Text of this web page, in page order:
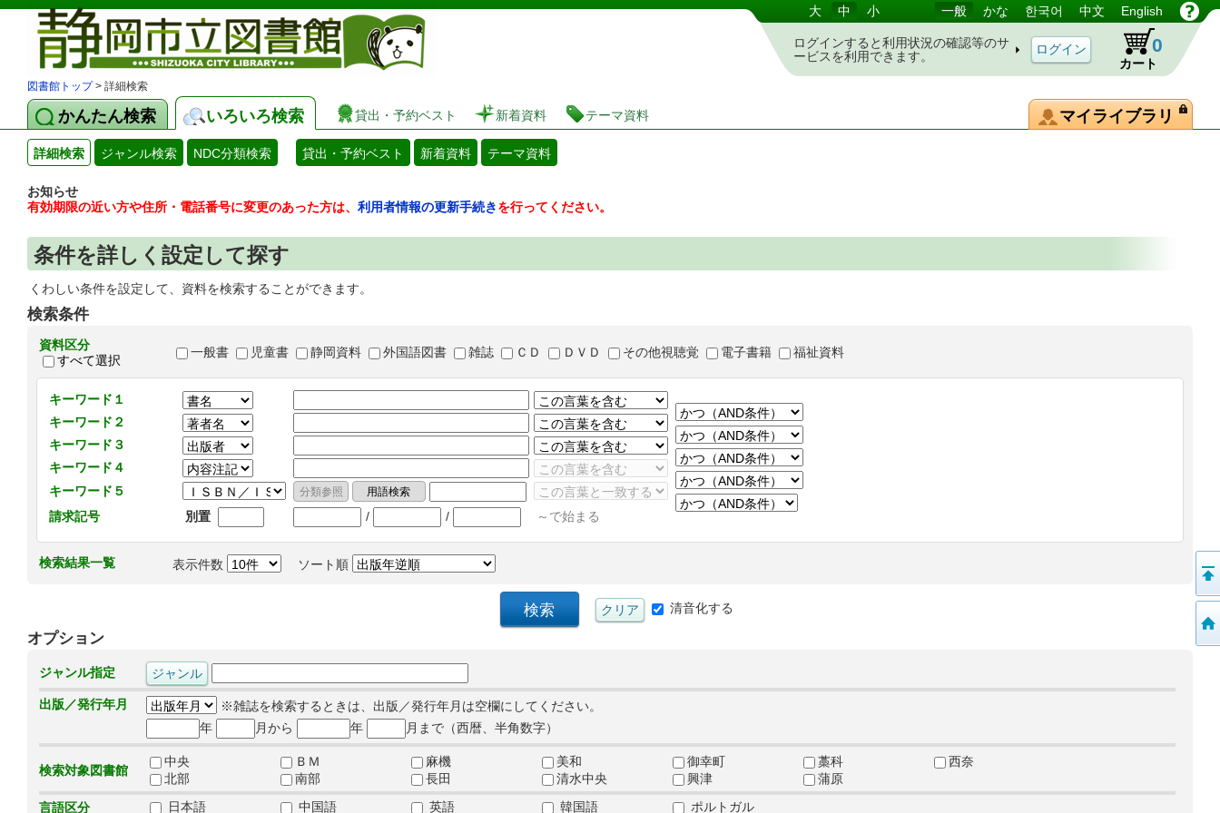
図書館 蔵書検索・予約システム 大 中 小 一般 かな 한국어 中文 English
ログインすると利用状況の確認等のサ
ービスを利用できます。
カート
0
図書館トップ> 詳細検索
かんたん検索 いろいろ検索 貸出・予約ベスト 新着資料 テーマ資料 マイライブラリ
詳細検索 ジャンル検索 NDC分類検索 貸出・予約ベスト 新着資料 テーマ資料
お知らせ
有効期限の近い方や住所・電話番号に変更のあった方は、 利用者情報の更新手続きを行ってください。
条件を詳しく設定して探す
くわしい条件を設定して、資料を検索することができます。
検索条件
資料区分
すべて選択
一般書 児童書 静岡資料 外国語図書 雑誌 ＣＤ ＤＶＤ その他視聴覚 電子書籍 福祉資料
キーワード１
キーワード２
キーワード３
キーワード４
キーワード５
請求記号
別置 / / ～で始まる
検索結果一覧 表示件数 ソート順
清音化する
オプション
ジャンル指定
出版／発行年月
※雑誌を検索するときは、出版／発行年月は空欄にしてください。
年
月から 年 月まで（西暦、半角数字）
検索対象図書館
中央 ＢＭ 麻機 美和 御幸町 藁科
西奈
北部
南部 長田 清水中央 興津
蒲原
言語区分
日本語 中国語 英語 韓国語 ポルトガル